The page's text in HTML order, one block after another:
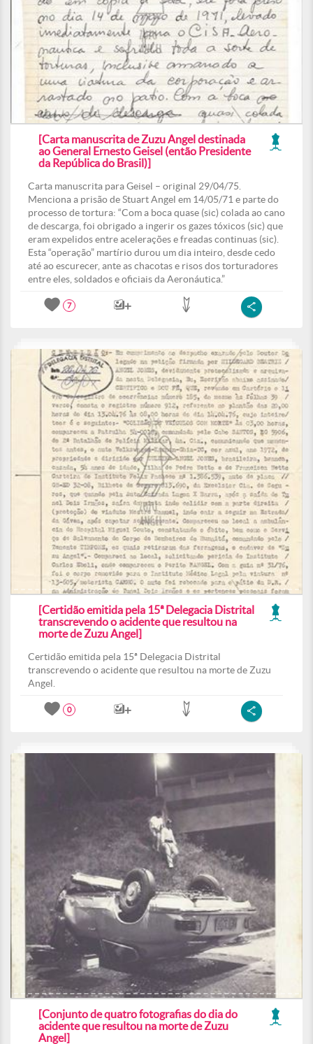
[Carta manuscrita de Zuzu Angel destinada
ao General Ernesto Geisel (então Presidente
da República do Brasil)]
Carta manuscrita para Geisel – original 29/04/75.
Menciona a prisão de Stuart Angel em 14/05/71 e parte do
processo de tortura: “Com a boca quase (sic) colada ao cano
de descarga, foi obrigado a ingerir os gazes tóxicos (sic) que
eram expelidos entre acelerações e freadas continuas (sic).
Esta “operação” martírio durou um dia inteiro, desde cedo
até ao escurecer, ante as chacotas e risos dos torturadores
entre eles, soldados e oficiais da Aeronáutica.”
7
[Certidão emitida pela 15ª Delegacia Distrital
transcrevendo o acidente que resultou na
morte de Zuzu Angel]
Certidão emitida pela 15ª Delegacia Distrital
transcrevendo o acidente que resultou na morte de Zuzu
Angel.
0
[Conjunto de quatro fotografias do dia do
acidente que resultou na morte de Zuzu
Angel]